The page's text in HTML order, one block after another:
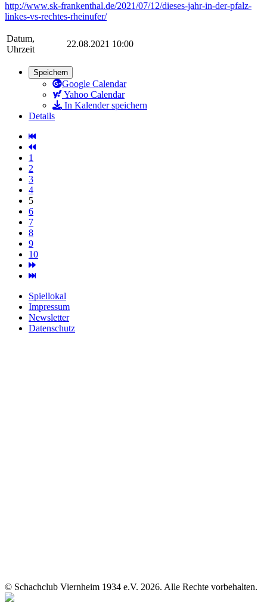
http://www.sk-frankenthal.de/2021/07/12/dieses-jahr-in-der-pfalz-
linkes-vs-rechtes-rheinufer/
Datum,
Uhrzeit
22.08.2021 10:00
Speichern
Google Calendar
Yahoo Calendar
In Kalender speichern
Details
1
2
3
4
5
6
7
8
9
10
Spiellokal
Impressum
Newsletter
Datenschutz
© Schachclub Viernheim 1934 e.V. 2026. Alle Rechte vorbehalten.